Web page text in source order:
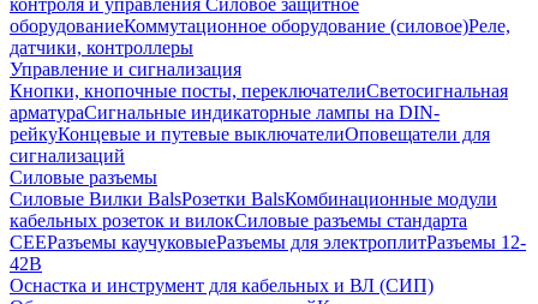
контроля и управления Силовое защитное
оборудованиеКоммутационное оборудование (силовое)Реле,
датчики, контроллеры
Управление и сигнализация
Кнопки, кнопочные посты, переключателиСветосигнальная
арматураСигнальные индикаторные лампы на DIN-
рейкуКонцевые и путевые выключателиОповещатели для
сигнализаций
Силовые разъемы
Силовые Вилки BalsРозетки BalsКомбинационные модули
кабельных розеток и вилокСиловые разъемы стандарта
CEEРазъемы каучуковыеРазъемы для электроплитРазъемы 12-
42В
Оснастка и инструмент для кабельных и ВЛ (СИП)